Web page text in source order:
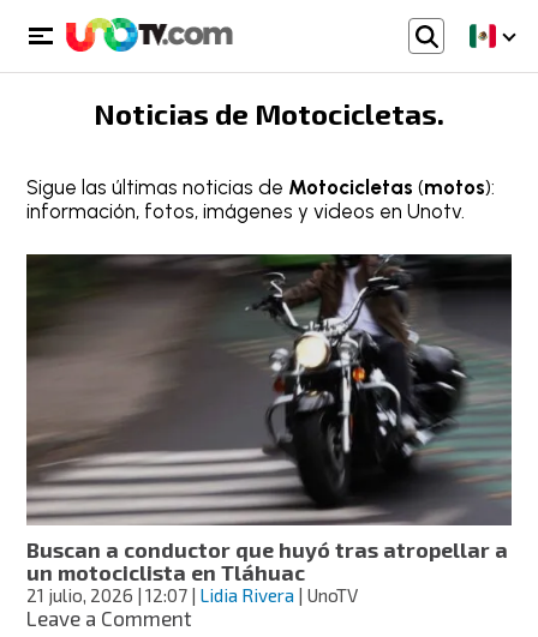
Noticias de Motocicletas.
Sigue las últimas noticias de Motocicletas (motos):
información, fotos, imágenes y videos en Unotv.
Buscan a conductor que huyó tras atropellar a
un motociclista en Tláhuac
21 julio, 2026 | 12:07 | Lidia Rivera | UnoTV
Leave a Commenton